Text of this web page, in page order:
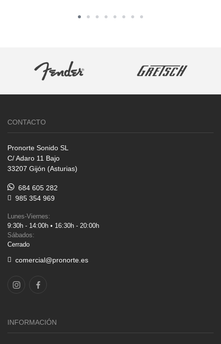
CONTACTO
Pronorte Sonido SL
C/ Adaro 11 Bajo
33207 Gijón (Asturias)
684 605 282
985 354 969
Lunes-Viernes:
9:30h - 14:00h • 16:30h - 20:00h
Sábados:
Cerrado
comercial@pronorte.es
INFORMACIÓN